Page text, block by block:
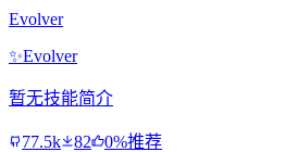
Evolver
✨Evolver
暂无技能简介
77.5k 82
0%推荐